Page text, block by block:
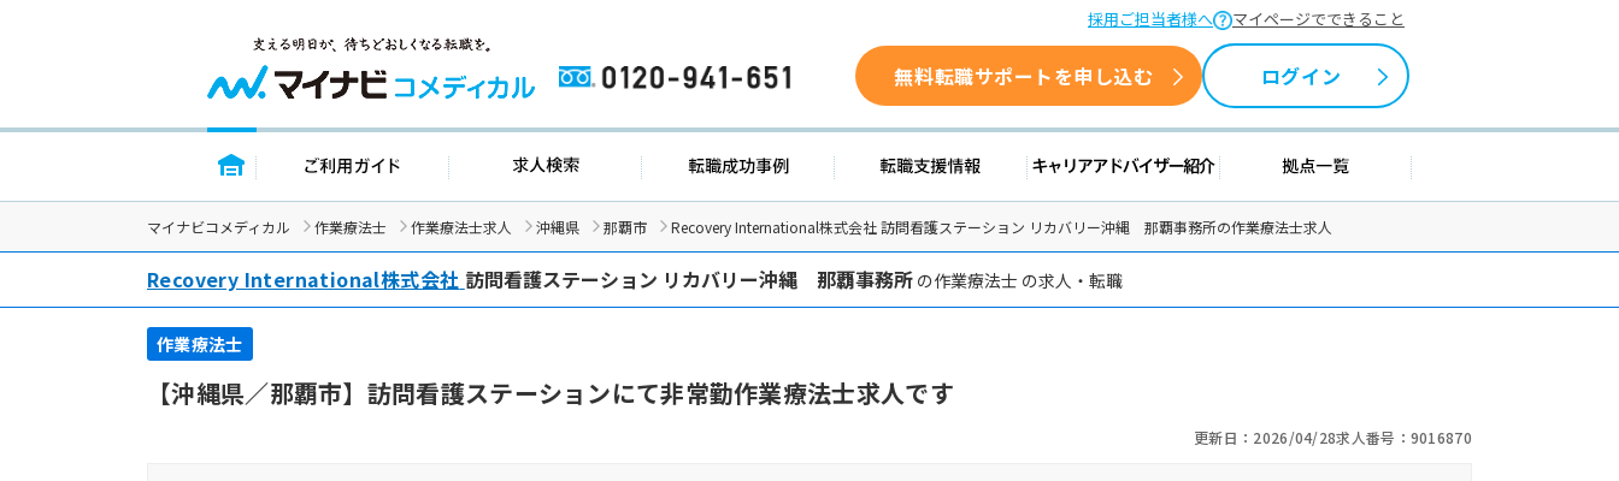
採用ご担当者様へ マイページでできること
0120-941-651 無料転職サポートを申し込む ログイン
トップページ ご利用ガイド 求人検索 転職成功事例 転職支援情報 キャリアアドバイザー紹介 拠点一覧
マイナビコメディカル 作業療法士 作業療法士求人 沖縄県 那覇市 Recovery International株式会社 訪問看護ステーション リカバリー沖縄 那覇事務所の作業療法士求人
Recovery International株式会社 訪問看護ステーション リカバリー沖縄 那覇事務所の作業療法士 の求人・転職
作業療法士
【沖縄県／那覇市】訪問看護ステーションにて非常勤作業療法士求人です
更新日：2026/04/28求人番号：9016870